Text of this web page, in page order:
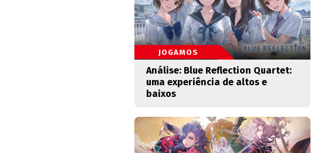
JOGAMOS
Análise: Blue Reflection Quartet:
uma experiência de altos e
baixos